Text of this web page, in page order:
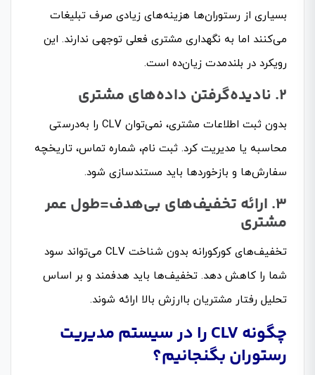
بسیاری از رستوران‌ها هزینه‌های زیادی صرف تبلیغات
می‌کنند اما به نگهداری مشتری فعلی توجهی ندارند. این
رویکرد در بلندمدت زیان‌ده است.
۲. نادیده‌گرفتن داده‌های مشتری
بدون ثبت اطلاعات مشتری، نمی‌توان CLV را به‌درستی
محاسبه یا مدیریت کرد. ثبت نام، شماره تماس، تاریخچه
سفارش‌ها و بازخوردها باید مستندسازی شود.
۳. ارائه تخفیف‌های بی‌هدف=طول عمر
مشتری
تخفیف‌های کورکورانه بدون شناخت CLV می‌تواند سود
شما را کاهش دهد. تخفیف‌ها باید هدفمند و بر اساس
تحلیل رفتار مشتریان باارزش بالا ارائه شوند.
چگونه CLV را در سیستم مدیریت
رستوران بگنجانیم؟